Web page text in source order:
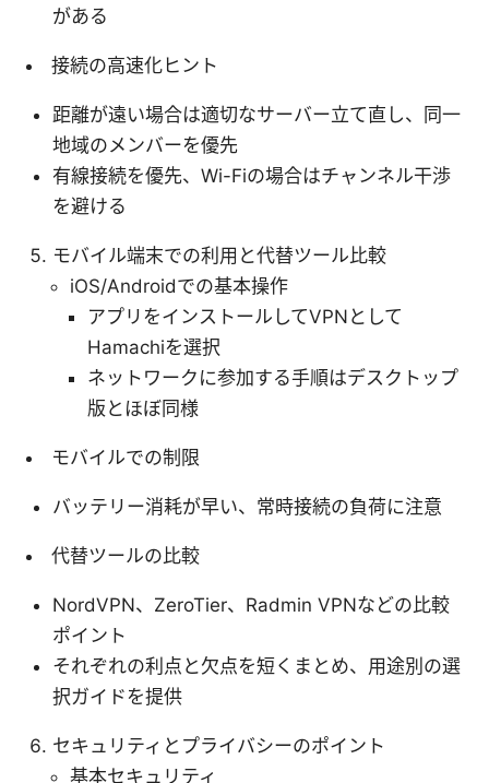
がある
接続の高速化ヒント
距離が遠い場合は適切なサーバー立て直し、同一
地域のメンバーを優先
有線接続を優先、Wi-Fiの場合はチャンネル干渉
を避ける
モバイル端末での利用と代替ツール比較
iOS/Androidでの基本操作
アプリをインストールしてVPNとして
Hamachiを選択
ネットワークに参加する手順はデスクトップ
版とほぼ同様
モバイルでの制限
バッテリー消耗が早い、常時接続の負荷に注意
代替ツールの比較
NordVPN、ZeroTier、Radmin VPNなどの比較
ポイント
それぞれの利点と欠点を短くまとめ、用途別の選
択ガイドを提供
セキュリティとプライバシーのポイント
基本セキュリティ